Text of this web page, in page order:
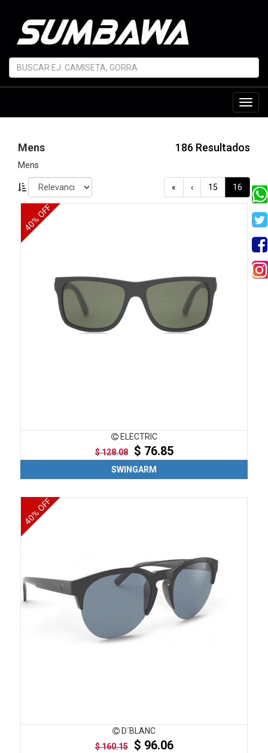
Mens 186 Resultados
Mens
« ‹ 15 16
40% OFF
ELECTRIC
$ 128.08$ 76.85
SWINGARM
40% OFF
D´BLANC
$ 160.15$ 96.06